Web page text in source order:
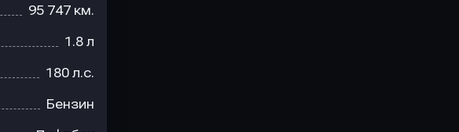
95 747 км.
1.8 л
180 л.с.
Бензин